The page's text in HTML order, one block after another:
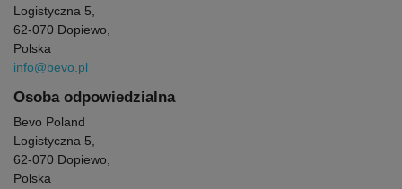
Logistyczna 5,
62-070 Dopiewo,
Polska
info@bevo.pl
Osoba odpowiedzialna
Bevo Poland
Logistyczna 5,
62-070 Dopiewo,
Polska